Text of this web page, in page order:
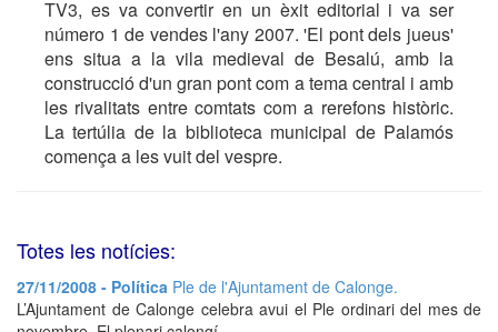
TV3, es va convertir en un èxit editorial i va ser
número 1 de vendes l'any 2007. 'El pont dels jueus'
ens situa a la vila medieval de Besalú, amb la
construcció d'un gran pont com a tema central i amb
les rivalitats entre comtats com a rerefons històric.
La tertúlia de la biblioteca municipal de Palamós
comença a les vuit del vespre.
Totes les notícies:
27/11/2008 - Política Ple de l'Ajuntament de Calonge.
L’Ajuntament de Calonge celebra avui el Ple ordinari del mes de